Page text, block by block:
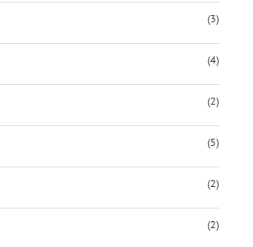
(3)
(4)
(2)
(5)
(2)
(2)